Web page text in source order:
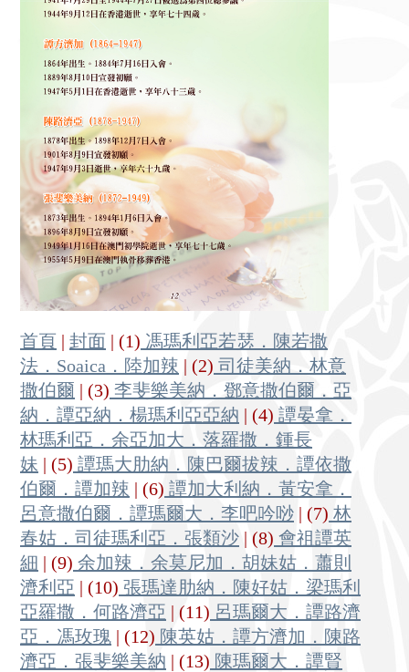
首頁 | 封面 | (1) 馮瑪利亞若瑟．陳若撒
法．Soaica．陸加辣 | (2) 司徒美納．林意
撒伯爾 | (3) 李斐樂美納．鄧意撒伯爾．亞
納．譚亞納．楊瑪利亞亞納 | (4) 譚晏拿．
林瑪利亞．余亞加大．落羅撒．鍾長
妹 | (5) 譚瑪大肋納．陳巴爾拔辣．譚依撒
伯爾．譚加辣 | (6) 譚加大利納．黃安拿．
呂意撒伯爾．譚瑪爾大．李吧吟唦 | (7) 林
春姑．司徒瑪利亞．張類沙 | (8) 會祖譚英
細 | (9) 余加辣．余莫尼加．胡妹姑．蕭則
濟利亞 | (10) 張瑪達肋納．陳好姑．梁瑪利
亞羅撒．何路濟亞 | (11) 呂瑪爾大．譚路濟
亞．馮玫瑰 | (12) 陳英姑．譚方濟加．陳路
濟亞．張斐樂美納 | (13) 陳瑪爾大．譚賢